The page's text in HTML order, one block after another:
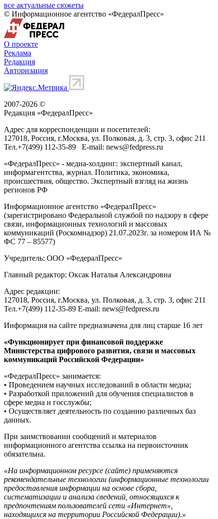
все актуальные сюжеты
© Информационное агентство «ФедералПресс»
О проекте
Реклама
Редакция
Авторизация
2007-2026 ©
Редакция «ФедералПресс»
Адрес для корреспонденции и посетителей:
127018, Россия, г.Москва, ул. Полковая, д. 3, стр. 3, офис 211
Тел.+7(499) 112-35-89 E-mail: news@fedpress.ru
«ФедералПресс» - медиа-холдинг: экспертный канал,
информагентства, журнал. Политика, экономика,
происшествия, общество. Экспертный взгляд на жизнь
регионов РФ
Информационное агентство «ФедералПресс»
(зарегистрировано Федеральной службой по надзору в сфере
связи, информационных технологий и массовых
коммуникаций (Роскомнадзор) 21.07.2023г. за номером ИА №
ФС 77 – 85577)
Учредитель: ООО «ФедералПресс»
Главный редактор: Оксак Наталья Александровна
Адрес редакции:
127018, Россия, г.Москва, ул. Полковая, д. 3, стр. 3, офис 211
Тел.+7(499) 112-35-89 E-mail: news@fedpress.ru
Информация на сайте предназначена для лиц старше 16 лет
«Функционирует при финансовой поддержке
Министерства цифрового развития, связи и массовых
коммуникаций Российской Федерации»
«ФедералПресс» занимается:
• Проведением научных исследований в области медиа;
• Разработкой приложений для обучения специалистов в
сфере медиа и госслужбы;
• Осуществляет деятельность по созданию различных баз
данных.
При заимствовании сообщений и материалов
информационного агентства ссылка на первоисточник
обязательна.
«На информационном ресурсе (сайте) применяются
рекомендательные технологии (информационные технологии
предоставления информации на основе сбора,
систематизации и анализа сведений, относящихся к
предпочтениям пользователей сети «Интернет»,
находящихся на территории Российской Федерации).»